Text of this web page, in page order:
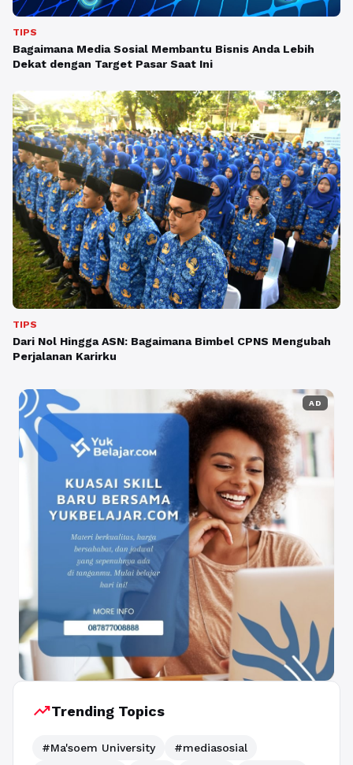
TIPS
Bagaimana Media Sosial Membantu Bisnis Anda Lebih
Dekat dengan Target Pasar Saat Ini
TIPS
Dari Nol Hingga ASN: Bagaimana Bimbel CPNS Mengubah
Perjalanan Karirku
AD
trending_upTrending Topics
#Ma'soem University
#mediasosial